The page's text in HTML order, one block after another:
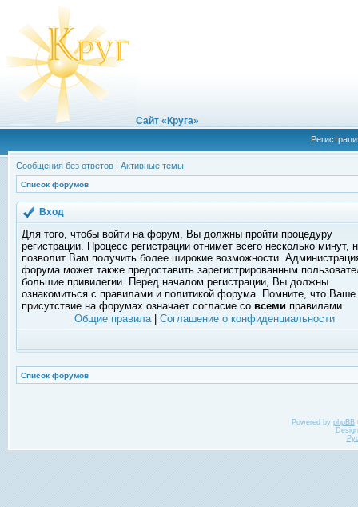
Сайт «Круга»
Сообщения без ответов | Активные темы
Список форумов
Вход
Для того, чтобы войти на форум, Вы должны пройти процедуру
регистрации. Процесс регистрации отнимет всего несколько минут,
позволит Вам получить более широкие возможности.
форума может также предоставить зарегистрированным
большие привилегии. Перед началом регистрации, Вы должны
ознакомиться с правилами и политикой форума. Помните, что Ваше
присутствие на форумах означает согласие со всеми правилами.
Общие правила| Соглашение о конфиденциальности
Список форумов
Powered by phpBB